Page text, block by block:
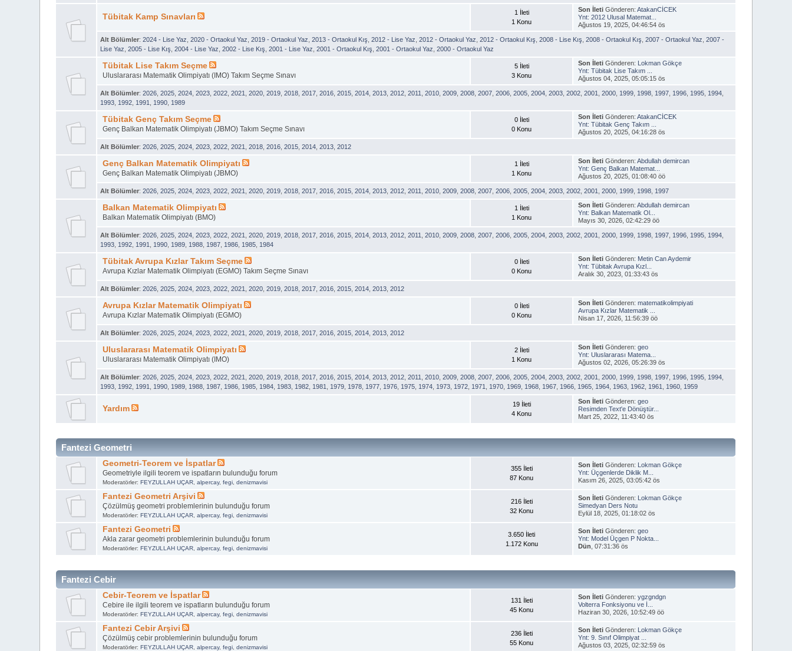
Tübitak Kamp Sınavları
1 İleti
1 Konu
Son İletiGönderen: AtakanCİCEK
Ynt: 2012 Ulusal Matemat...
Ağustos 19, 2025, 04:46:54 ös
Alt Bölümler:2024 - Lise Yaz ,2020 - Ortaokul Yaz ,2019 - Ortaokul Yaz ,2013 - Ortaokul Kış ,2012 - Lise Yaz ,2012 - Ortaokul Yaz ,2012 - Ortaokul Kış ,2008 - Lise Kış ,2008 - Ortaokul Kış ,2007 - Ortaokul Yaz ,2007 -
Lise Yaz ,2005 - Lise Kış ,2004 - Lise Yaz ,2002 - Lise Kış ,2001 - Lise Yaz ,2001 - Ortaokul Kış ,2001 - Ortaokul Yaz ,2000 - Ortaokul Yaz
Tübitak Lise Takım Seçme
Uluslararası Matematik Olimpiyatı (IMO) Takım Seçme Sınavı
5 İleti
3 Konu
Son İletiGönderen: Lokman Gökçe
Ynt: Tübitak Lise Takım ...
Ağustos 04, 2025, 05:05:15 ös
Alt Bölümler:2026 ,2025 ,2024 ,2023 ,2022 ,2021 ,2020 ,2019 ,2018 ,2017 ,2016 ,2015 ,2014 ,2013 ,2012 ,2011 ,2010 ,2009 ,2008 ,2007 ,2006 ,2005 ,2004 ,2003 ,2002 ,2001 ,2000 1999 1998 1997 1996 1995 1994
1993 1992 1991 1990 1989
Tübitak Genç Takım Seçme
Genç Balkan Matematik Olimpiyatı (JBMO) Takım Seçme Sınavı
0 İleti
0 Konu
Son İletiGönderen: AtakanCİCEK
Ynt: Tübitak Genç Takım ...
Ağustos 20, 2025, 04:16:28 ös
Alt Bölümler:2026 ,2025 ,2024 ,2023 ,2022 ,2021 ,2018 ,2016 ,2015 ,2014 ,2013 ,2012
Genç Balkan Matematik Olimpiyatı
Genç Balkan Matematik Olimpiyatı (JBMO)
1 İleti
1 Konu
Son İletiGönderen: Abdullah demircan
Ynt: Genç Balkan Matemat...
Ağustos 20, 2025, 01:08:40 öö
Alt Bölümler:2026 ,2025 ,2024 ,2023 ,2022 ,2021 ,2020 ,2019 ,2018 ,2017 ,2016 ,2015 ,2014 ,2013 ,2012 ,2011 ,2010 ,2009 ,2008 ,2007 ,2006 ,2005 ,2004 ,2003 ,2002 ,2001 ,2000 1999 1998 1997
Balkan Matematik Olimpiyatı
Balkan Matematik Olimpiyatı (BMO)
1 İleti
1 Konu
Son İletiGönderen: Abdullah demircan
Ynt: Balkan Matematik Ol...
Mayıs 30, 2026, 02:42:29 öö
Alt Bölümler:2026 ,2025 ,2024 ,2023 ,2022 ,2021 ,2020 ,2019 ,2018 ,2017 ,2016 ,2015 ,2014 ,2013 ,2012 ,2011 ,2010 ,2009 ,2008 ,2007 ,2006 ,2005 ,2004 ,2003 ,2002 ,2001 ,2000 1999 1998 1997 1996 1995 1994
1993 1992 1991 1990 1989 1988 1987 1986 1985 1984
Tübitak Avrupa Kızlar Takım Seçme
Avrupa Kızlar Matematik Olimpiyatı (EGMO) Takım Seçme Sınavı
0 İleti
0 Konu
Son İletiGönderen: Metin Can Aydemir
Ynt: Tübitak Avrupa Kızl...
Aralık 30, 2023, 01:33:43 ös
Alt Bölümler:2026 ,2025 ,2024 ,2023 ,2022 ,2021 ,2020 ,2019 ,2018 ,2017 ,2016 ,2015 ,2014 ,2013 ,2012
Avrupa Kızlar Matematik Olimpiyatı
Avrupa Kızlar Matematik Olimpiyatı (EGMO)
0 İleti
0 Konu
Son İletiGönderen: matematikolimpiyati
Avrupa Kızlar Matematik ...
Nisan 17, 2026, 11:56:39 öö
Alt Bölümler:2026 ,2025 ,2024 ,2023 ,2022 ,2021 ,2020 ,2019 ,2018 ,2017 ,2016 ,2015 ,2014 ,2013 ,2012
Uluslararası Matematik Olimpiyatı
Uluslararası Matematik Olimpiyatı (IMO)
2 İleti
1 Konu
Son İletiGönderen: geo
Ynt: Uluslararası Matema...
Ağustos 02, 2026, 05:26:39 ös
Alt Bölümler:2026 ,2025 ,2024 ,2023 ,2022 ,2021 ,2020 ,2019 ,2018 ,2017 ,2016 ,2015 ,2014 ,2013 ,2012 ,2011 ,2010 ,2009 ,2008 ,2007 ,2006 ,2005 ,2004 ,2003 ,2002 ,2001 ,2000 1999 1998 1997 1996 1995 1994
1993 1992 1991 1990 1989 1988 1987 1986 1985 1984 1983 1982 1981 1979 1978 1977 1976 1975 1974 1973 1972 1971 1970 1969 1968 1967 1966 1965 1964 1963 1962 1961 1960 1959
Yardım
19 İleti
4 Konu
Son İletiGönderen: geo
Resimden Text'e Dönüştür...
Mart 25, 2022, 11:43:40 ös
Fantezi Geometri
Geometri-Teorem ve İspatlar
Geometriyle ilgili teorem ve ispatların bulunduğu forum
Moderatörler: FEYZULLAH UÇAR, alpercay, fegi, denizmavisi
355 İleti
87 Konu
Son İletiGönderen: Lokman Gökçe
Ynt: Üçgenlerde Diklik M...
Kasım 26, 2025, 03:05:42 ös
Fantezi Geometri Arşivi
Çözülmüş geometri problemlerinin bulunduğu forum
Moderatörler: FEYZULLAH UÇAR, alpercay, fegi, denizmavisi
216 İleti
32 Konu
Son İletiGönderen: Lokman Gökçe
Simedyan Ders Notu
Eylül 18, 2025, 01:18:02 ös
Fantezi Geometri
Akla zarar geometri problemlerinin bulunduğu forum
Moderatörler: FEYZULLAH UÇAR, alpercay, fegi, denizmavisi
3.650 İleti
1.172 Konu
Son İletiGönderen: geo
Ynt: Model Üçgen P Nokta...
Dün , 07:31:36 ös
Fantezi Cebir
Cebir-Teorem ve İspatlar
Cebire ile ilgili teorem ve ispatların bulunduğu forum
Moderatörler: FEYZULLAH UÇAR, alpercay, fegi, denizmavisi
131 İleti
45 Konu
Son İletiGönderen: ygzgndgn
Volterra Fonksiyonu ve İ...
Haziran 30, 2026, 10:52:49 öö
Fantezi Cebir Arşivi
Çözülmüş cebir problemlerinin bulunduğu forum
Moderatörler: FEYZULLAH UÇAR, alpercay, fegi, denizmavisi
236 İleti
55 Konu
Son İletiGönderen: Lokman Gökçe
Ynt: 9. Sınıf Olimpiyat ...
Ağustos 03, 2025, 02:32:59 ös